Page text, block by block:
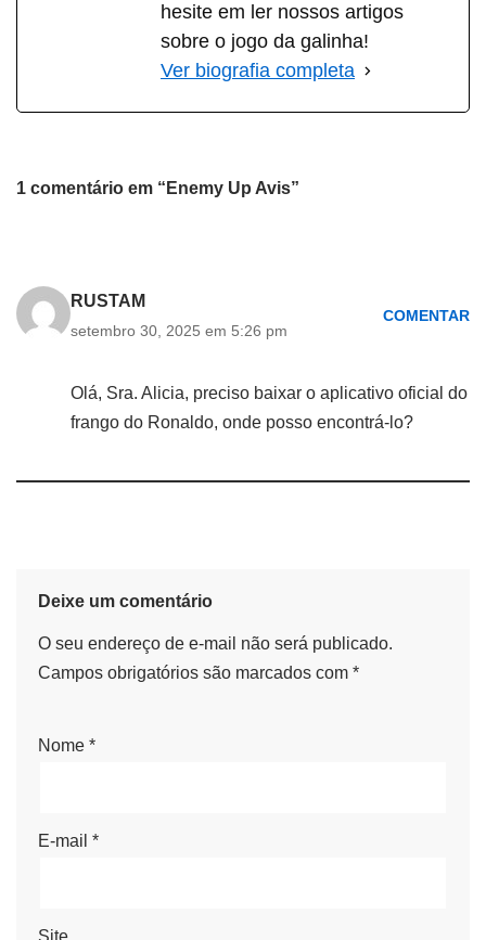
hesite em ler nossos artigos
sobre o jogo da galinha!
Ver biografia completa
1 comentário em “Enemy Up Avis”
RUSTAM
setembro 30, 2025 em 5:26 pm
COMENTAR
Olá, Sra. Alicia, preciso baixar o aplicativo oficial do
frango do Ronaldo, onde posso encontrá-lo?
Deixe um comentário
O seu endereço de e-mail não será publicado.
Campos obrigatórios são marcados com *
Nome *
E-mail *